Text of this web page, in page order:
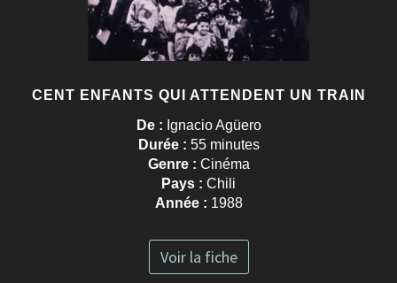
CENT ENFANTS QUI ATTENDENT UN TRAIN
De : Ignacio Agüero
Durée : 55 minutes
Genre : Cinéma
Pays : Chili
Année : 1988
Voir la fiche